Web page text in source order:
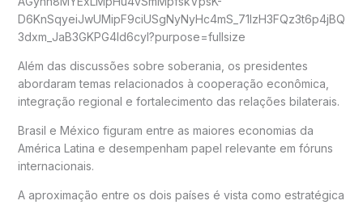
Além das discussões sobre soberania, os presidentes
abordaram temas relacionados à cooperação econômica,
integração regional e fortalecimento das relações bilaterais.
Brasil e México figuram entre as maiores economias da
América Latina e desempenham papel relevante em fóruns
internacionais.
A aproximação entre os dois países é vista como estratégica